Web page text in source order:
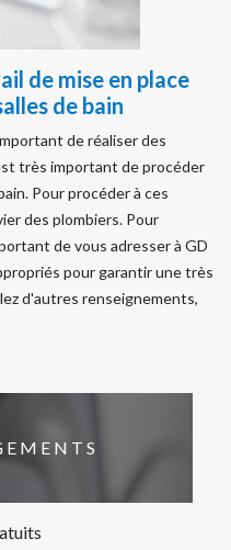
de mise en place
de bain
de réaliser des
très important de procéder
Pour procéder à ces
des plombiers. Pour
de vous adresser à GD
pour garantir une très
d'autres renseignements,